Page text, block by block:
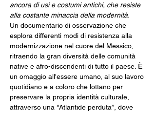
ancora di usi e costumi antichi, che resiste
alla costante minaccia della modernità.
Un documentario di osservazione che
esplora differenti modi di resistenza alla
modernizzazione nel cuore del Messico,
ritraendo la gran diversità delle comunità
native e afro-discendenti di tutto il paese. È
un omaggio all'essere umano, al suo lavoro
quotidiano e a coloro che lottano per
preservare la propria identità culturale,
attraverso una "Atlantide perduta”, dove